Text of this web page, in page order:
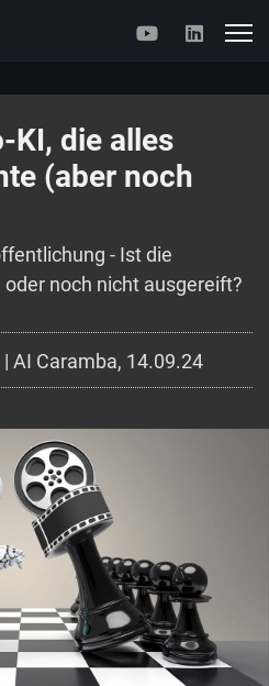
KI, die alles
(aber noch
- Ist die
noch nicht ausgereift?
| AI Caramba, 14.09.24